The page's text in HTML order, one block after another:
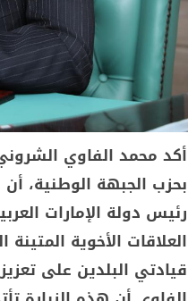
أكد محمد الفاوي
بحزب الجبهة الوطنية،
رئيس دولة الإمارات
العلاقات الأخوية
قيادتي البلدين على